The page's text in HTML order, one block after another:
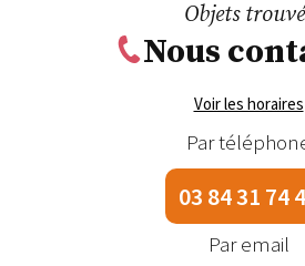
Objets
Nous
Voir les horaires
Par
03 84 31 74
Par email